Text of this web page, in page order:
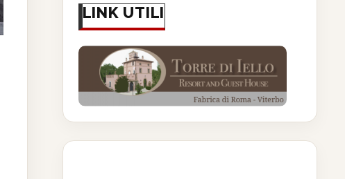
LINK UTILI